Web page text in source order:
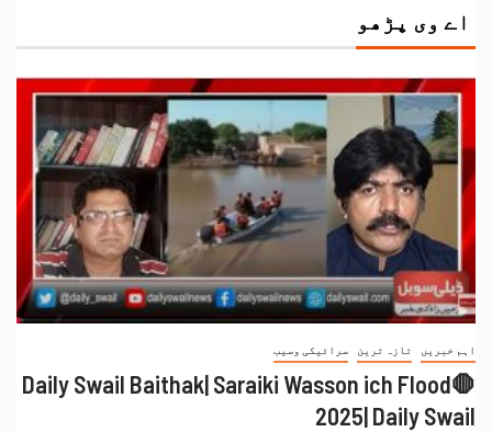
اے وی پڑھو
اہم خبریں تازہ ترین سرائیکی وسیب
🛑Daily Swail Baithak| Saraiki Wasson ich Flood
2025| Daily Swail